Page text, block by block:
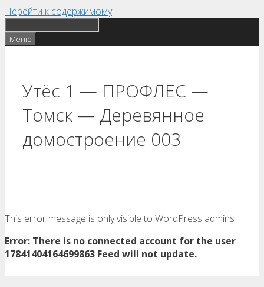
Перейти к содержимому
Меню
Утёс 1 — ПРОФЛЕС —
Томск — Деревянное
домостроение 003
This error message is only visible to WordPress admins
Error: There is no connected account for the user
17841404164699863 Feed will not update.